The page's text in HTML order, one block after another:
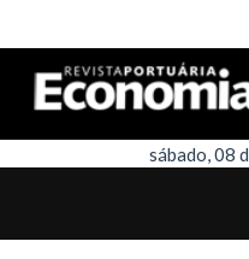
sábado, 08